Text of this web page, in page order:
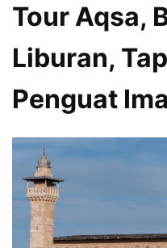
Tour Aqsa,
Liburan,
Penguat